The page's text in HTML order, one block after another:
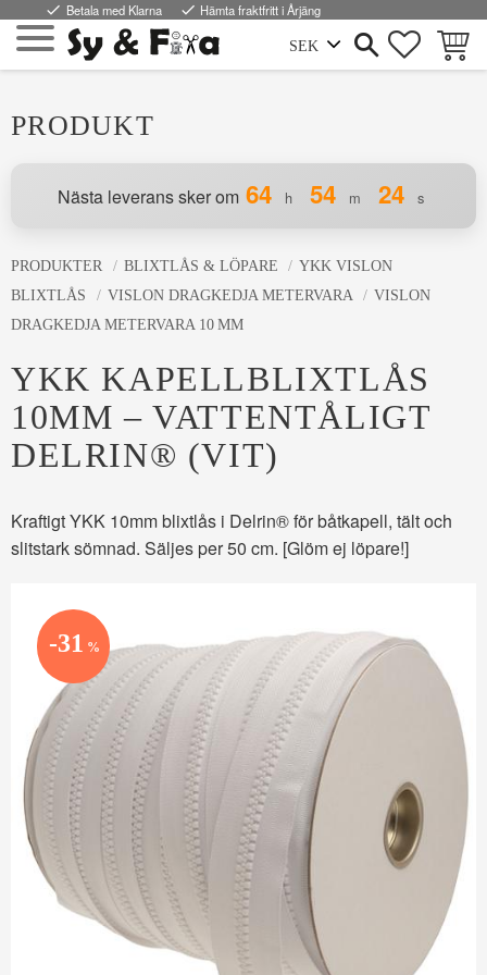
Meny
done Betala med Klarna done Hämta fraktfritt i Årjäng
PRODUKT
Nästa leverans sker om 64 h 54 m 23 s
PRODUKTER BLIXTLÅS & LÖPARE
YKK VISLON
BLIXTLÅS
VISLON DRAGKEDJA METERVARA
VISLON
DRAGKEDJA METERVARA 10 MM
YKK KAPELLBLIXTLÅS
10MM – VATTENTÅLIGT
DELRIN® (VIT)
Kraftigt YKK 10mm blixtlås i Delrin® för båtkapell, tält och
slitstark sömnad. Säljes per 50 cm. [Glöm ej löpare!]
31 %